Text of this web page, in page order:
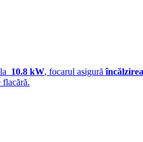
10.8 kW, focarul asigură
flacără.